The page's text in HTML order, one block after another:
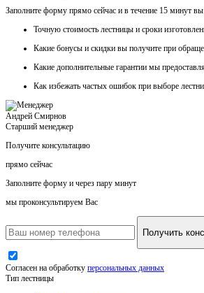
Заполните форму прямо сейчас и в течение 15 минут вы
Точную стоимость лестницы и сроки
Какие бонусы и скидки вы получите при
Какие дополнительные гарантии мы
Как избежать частых ошибок при выборе
Андрей Смирнов
Старший менеджер
Получите консультацию
прямо сейчас
Заполните форму и через пару минут
мы проконсультируем Вас
Получить
Согласен на обработку персональных данных
Тип лестницы